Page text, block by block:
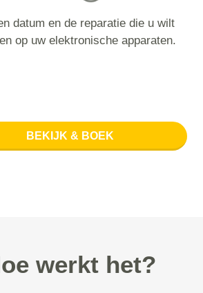
datum en de reparatie die u wilt
op uw elektronische apparaten.
BEKIJK & BOEK
werkt het?